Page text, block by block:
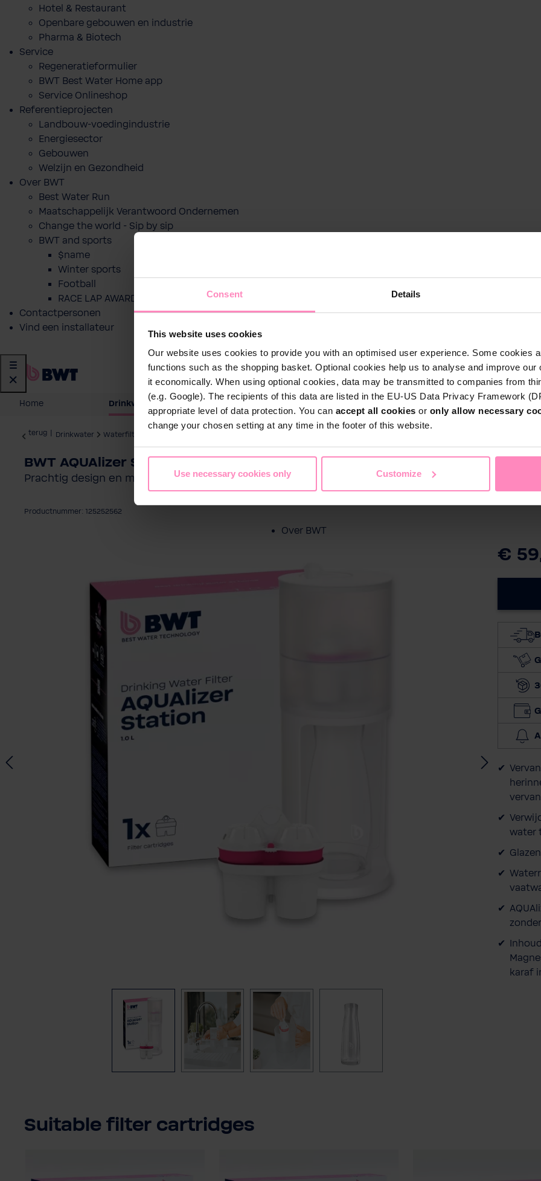
Consent Details
This website uses cookies
Our website uses cookies to provide you with an optimised user experience. Some cookies
functions such as the shopping basket. Optional cookies help us to analyse and improve our
it economically. When using optional cookies, data may be transmitted to companies from
(e.g. Google). The recipients of this data are listed in the EU-US Data Privacy Framework
appropriate level of data protection. You can accept all cookies or only allow necessary
change your chosen setting at any time in the footer of this website.
Use necessary cookies only Customize
Hotel & Restaurant
Openbare gebouwen en industrie
Pharma & Biotech
Service
Regeneratieformulier
BWT Best Water Home app
Service Onlineshop
Referentieprojecten
Landbouw-voedingindustrie
Energiesector
Gebouwen
Welzijn en Gezondheid
Over BWT
Best Water Run
Maatschappelijk Verantwoord Ondernemen
Change the world - Sip by sip
BWT and sports
$name
Winter sports
Football
RACE LAP AWARD
Contactpersonen
Vind een installateur
Shop
Particulieren
Zakelijke klanten
Over BWT
Home Drinkwater Water voor Thuis Sport &
terug Drinkwater Waterfilterkannen
BWT AQUAlizer Station incl. 1 filterpatroon
Prachtig design en moderne technologie voor uw keuken
Productnummer: 125252562
€
water
karaf
Suitable filter cartridges